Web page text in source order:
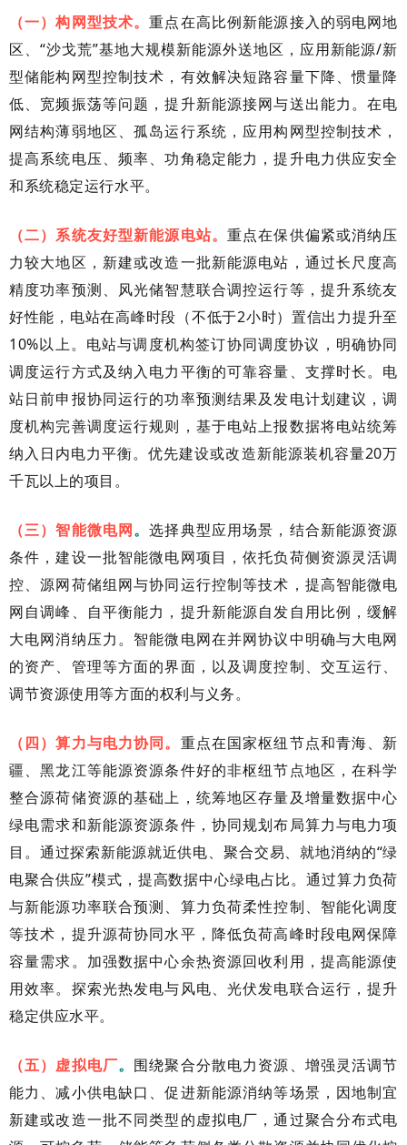
（一）构网型技术。重点在高比例新能源接入的弱电网地
区、“沙戈荒”基地大规模新能源外送地区，应用新能源/新
型储能构网型控制技术，有效解决短路容量下降、惯量降
低、宽频振荡等问题，提升新能源接网与送出能力。在电
网结构薄弱地区、孤岛运行系统，应用构网型控制技术，
提高系统电压、频率、功角稳定能力，提升电力供应安全
和系统稳定运行水平。
（二）系统友好型新能源电站。 重点在保供偏紧或消纳压
力较大地区，新建或改造一批新能源电站，通过长尺度高
精度功率预测、风光储智慧联合调控运行等，提升系统友
好性能，电站在高峰时段（不低于2小时）置信出力提升至
10%以上。电站与调度机构签订协同调度协议，明确协同
调度运行方式及纳入电力平衡的可靠容量、支撑时长。电
站日前申报协同运行的功率预测结果及发电计划建议，调
度机构完善调度运行规则，基于电站上报数据将电站统筹
纳入日内电力平衡。优先建设或改造新能源装机容量20万
千瓦以上的项目。
（三）智能微电网。选择典型应用场景，结合新能源资源
条件，建设一批智能微电网项目，依托负荷侧资源灵活调
控、源网荷储组网与协同运行控制等技术，提高智能微电
网自调峰、自平衡能力，提升新能源自发自用比例，缓解
大电网消纳压力。智能微电网在并网协议中明确与大电网
的资产、管理等方面的界面，以及调度控制、交互运行、
调节资源使用等方面的权利与义务。
（四）算力与电力协同。 重点在国家枢纽节点和青海、新
疆、黑龙江等能源资源条件好的非枢纽节点地区，在科学
整合源荷储资源的基础上，统筹地区存量及增量数据中心
绿电需求和新能源资源条件，协同规划布局算力与电力项
目。通过探索新能源就近供电、聚合交易、就地消纳的“绿
电聚合供应”模式，提高数据中心绿电占比。通过算力负荷
与新能源功率联合预测、算力负荷柔性控制、智能化调度
等技术，提升源荷协同水平，降低负荷高峰时段电网保障
容量需求。加强数据中心余热资源回收利用，提高能源使
用效率。探索光热发电与风电、光伏发电联合运行，提升
稳定供应水平。
（五）虚拟电厂。 围绕聚合分散电力资源、增强灵活调节
能力、减小供电缺口、促进新能源消纳等场景，因地制宜
新建或改造一批不同类型的虚拟电厂，通过聚合分布式电